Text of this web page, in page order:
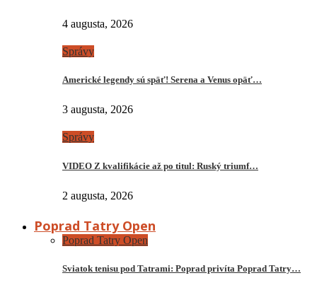
4 augusta, 2026
Správy
Americké legendy sú späť! Serena a Venus opäť…
3 augusta, 2026
Správy
VIDEO Z kvalifikácie až po titul: Ruský triumf…
2 augusta, 2026
Poprad Tatry Open
Poprad Tatry Open
Sviatok tenisu pod Tatrami: Poprad privíta Poprad Tatry…